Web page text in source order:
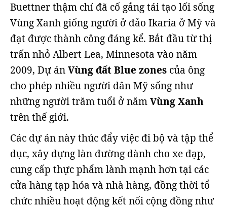
Buettner thậm chí đã cố gắng tái tạo lối sống
Vùng Xanh giống người ở đảo Ikaria ở Mỹ và
đạt được thành công đáng kể. Bắt đầu từ thị
trấn nhỏ Albert Lea, Minnesota vào năm
2009, Dự ánVùng đất Blue zones của ông
cho phép nhiều người dân Mỹ sống như
những người trăm tuổi ở nămVùng Xanh
trên thế giới.
Các dự án này thúc đẩy việc đi bộ và tập thể
dục, xây dựng làn đường dành cho xe đạp,
cung cấp thực phẩm lành mạnh hơn tại các
cửa hàng tạp hóa và nhà hàng, đồng thời tổ
chức nhiều hoạt động kết nối cộng đồng như